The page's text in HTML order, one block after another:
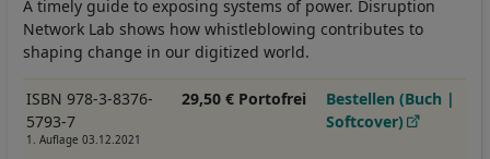
A timely guide to exposing systems of power. Disruption
Network Lab shows how whistleblowing contributes to
shaping change in our digitized world.
ISBN 978-3-8376-
5793-7
1. Auflage 03.12.2021
29,50 € Portofrei
Bestellen (Buch |
Softcover)